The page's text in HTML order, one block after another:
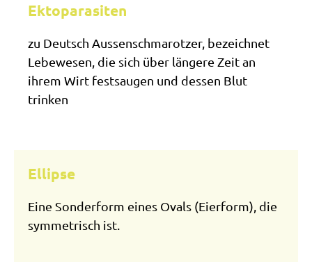
Ektoparasiten
zu Deutsch Aussenschmarotzer, bezeichnet
Lebewesen, die sich über längere Zeit an
ihrem Wirt festsaugen und dessen Blut
trinken
Ellipse
Eine Sonderform eines Ovals (Eierform), die
symmetrisch ist.